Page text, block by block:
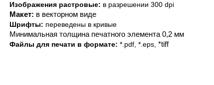
Изображения растровые: в разрешении 300 dpi
Макет: в векторном виде
Шрифты: переведены в кривые
Минимальная толщина печатного элемента 0,2 мм
Файлы для печати в формате: *.pdf, *.eps, *tiff